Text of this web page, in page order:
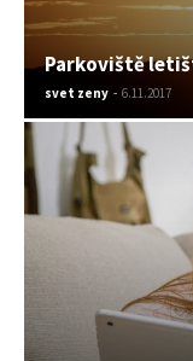
Parkoviště
svet zeny - 6.11.2017